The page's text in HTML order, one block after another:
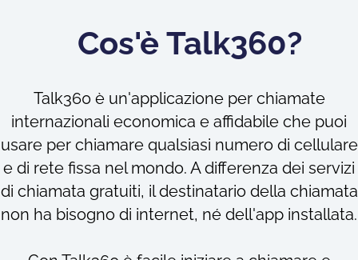
Cos'è Talk360?
Talk360 è un'applicazione per chiamate
internazionali economica e affidabile che puoi
usare per chiamare qualsiasi numero di cellulare
e di rete fissa nel mondo. A differenza dei servizi
di chiamata gratuiti, il destinatario della chiamata
non ha bisogno di internet, né dell'app installata.